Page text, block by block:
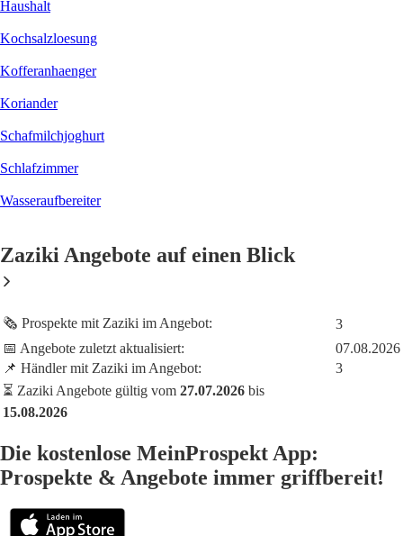
Haushalt
Kochsalzloesung
Kofferanhaenger
Koriander
Schafmilchjoghurt
Schlafzimmer
Wasseraufbereiter
Zaziki Angebote auf einen Blick
🗞️ Prospekte mit Zaziki im Angebot:
3
📅 Angebote zuletzt aktualisiert:
07.08.2026
📌 Händler mit Zaziki im Angebot:
3
⏳ Zaziki Angebote gültig vom 27.07.2026 bis
15.08.2026
Die kostenlose MeinProspekt App:
Prospekte & Angebote immer griffbereit!